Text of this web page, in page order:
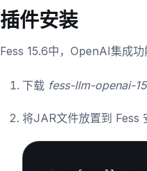
插件安装
Fess 15.6中，OpenAI集成
下载 fess-llm-openai-
将JAR文件放置到 Fess